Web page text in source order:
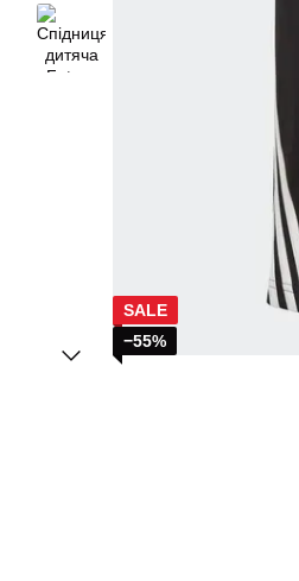
SALE
−55%